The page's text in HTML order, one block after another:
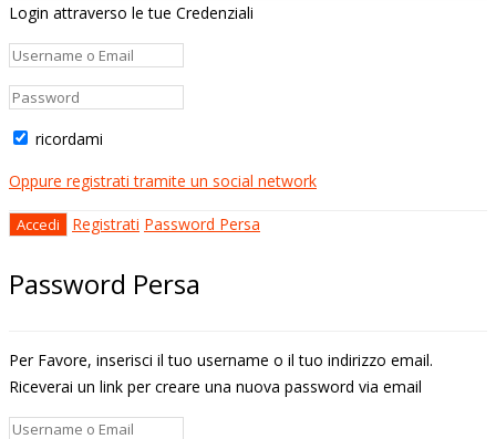
Login attraverso le tue Credenziali
ricordami
Oppure registrati tramite un social network
Registrati Password Persa
Password Persa
Per Favore, inserisci il tuo username o il tuo indirizzo email.
Riceverai un link per creare una nuova password via email